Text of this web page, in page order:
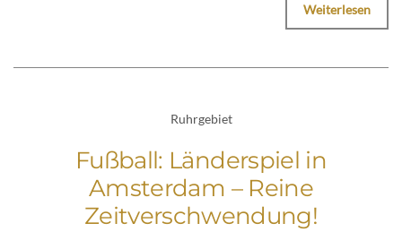
Weiterlesen
Ruhrgebiet
Fußball: Länderspiel in
Amsterdam – Reine
Zeitverschwendung!